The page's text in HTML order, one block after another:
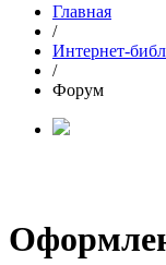
Главная
/
Интернет-
/
Форум